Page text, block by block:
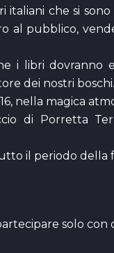
italiani che si sono
al pubblico,
i libri dovranno
dei nostri boschi.
nella magica
di Porretta
il periodo della
solo con